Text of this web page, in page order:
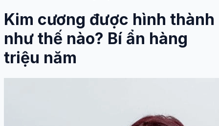
Kim cương được hình thành
như thế nào? Bí ẩn hàng
triệu năm